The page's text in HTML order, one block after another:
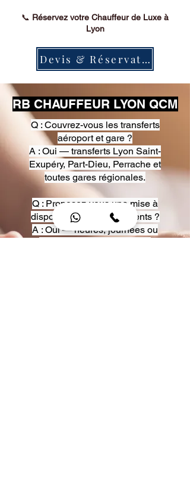
📞 Réservez votre Chauffeur de Luxe à
Lyon
Devis & Réservation
RB CHAUFFEUR LYON QCM
Q : Couvrez-vous les transferts
aéroport et gare ?
A : Oui — transferts Lyon Saint-
Exupéry, Part-Dieu, Perrache et
toutes gares régionales.
Q : Proposez-vous une mise à
disposition pour événements ?
A : Oui — heures, journées ou